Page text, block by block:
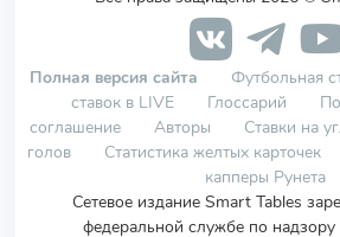
Полная версия сайта Футбольная
ставок в LIVE
Глоссарий
соглашение
Авторы Ставки на
голов
Статистика желтых карточек
капперы Рунета
Сетевое издание Smart Tables
федеральной службе по надзору